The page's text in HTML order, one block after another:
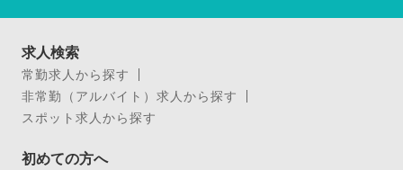
求人検索
常勤求人から探す
非常勤（アルバイト）求人から探す
スポット求人から探す
初めての方へ